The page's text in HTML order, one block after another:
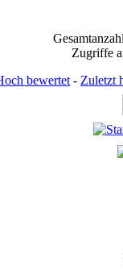
Zugriffe
bewertet - Zuletzt